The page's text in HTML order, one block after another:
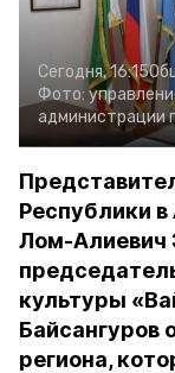
Сегодня, 16:15
Фото:
администрации
Республики
Лом-Алиевич
культуры
Байсангуров
региона,